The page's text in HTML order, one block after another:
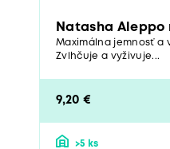
Natasha Aleppo
Maximálna jemnosť a
Zvlhčuje a vyživuje...
9,20 €
>5 ks